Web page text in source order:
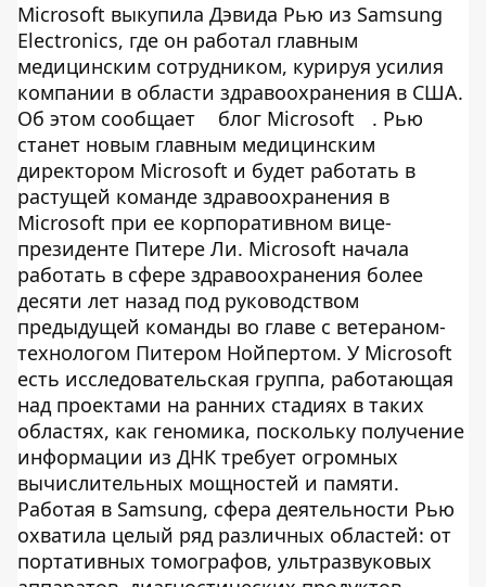
Microsoft выкупила Дэвида Рью из Samsung
Electronics, где он работал главным
медицинским сотрудником, курируя усилия
компании в области здравоохранения в США.
Об этом сообщает
блог Microsoft
. Рью
станет новым главным медицинским
директором Microsoft и будет работать в
растущей команде здравоохранения в
Microsoft при ее корпоративном вице-
президенте Питере Ли. Microsoft начала
работать в сфере здравоохранения более
десяти лет назад под руководством
предыдущей команды во главе с ветераном-
технологом Питером Нойпертом. У Microsoft
есть исследовательская группа, работающая
над проектами на ранних стадиях в таких
областях, как геномика, поскольку получение
информации из ДНК требует огромных
вычислительных мощностей и памяти.
Работая в Samsung, сфера деятельности Рью
охватила целый ряд различных областей: от
портативных томографов, ультразвуковых